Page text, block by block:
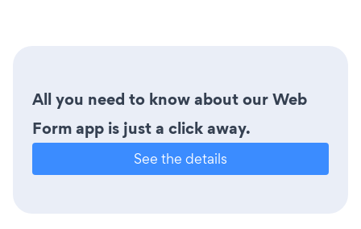
All you need to know about our Web
Form app is just a click away.
See the details